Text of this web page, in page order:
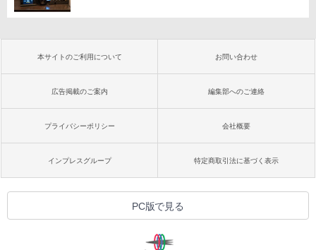
本サイトのご利用について お問い合わせ
広告掲載のご案内 編集部へのご連絡
プライバシーポリシー 会社概要
インプレスグループ 特定商取引法に基づく表示
PC版で見る